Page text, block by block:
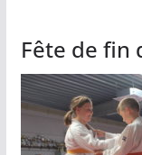
Fête de fin